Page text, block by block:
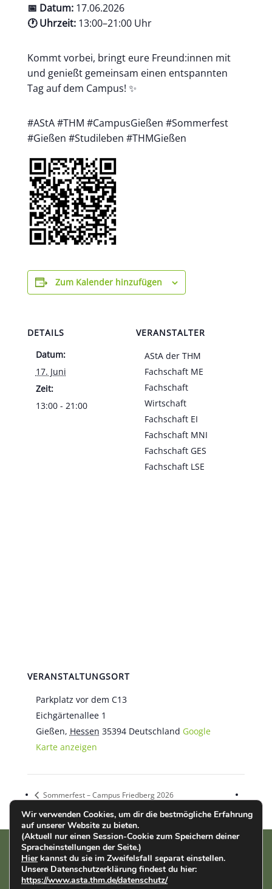
📅 Datum:17.06.2026
🕐 Uhrzeit:13:00–21:00 Uhr
Kommt vorbei, bringt eure Freund:innen mit
und genießt gemeinsam einen entspannten
Tag auf dem Campus! ✨
#AStA #THM #CampusGießen #Sommerfest
#Gießen #Studileben #THMGießen
Zum Kalender hinzufügen
DETAILS
Datum:
17. Juni
Zeit:
13:00 - 21:00
VERANSTALTER
AStA der THM
Fachschaft ME
Fachschaft
Wirtschaft
Fachschaft EI
Fachschaft MNI
Fachschaft GES
Fachschaft LSE
VERANSTALTUNGSORT
Parkplatz vor dem C13
Eichgärtenallee 1
Gießen, Hessen 35394 Deutschland Google
Karte anzeigen
Sommerfest – Campus Friedberg 2026
AStA der THM | Wiesenstr. 14 | 35390 Gießen |Impressum
Datenschutz
Wir verwenden Cookies, um dir die bestmögliche Erfahrung
auf unserer Website zu bieten.
(Aktuell nur einen Session-Cookie zum Speichern deiner
Spracheinstellungen der Seite.)
Hierkannst du sie im Zweifelsfall separat einstellen.
Unsere Datenschutzerklärung findest du hier:
https://www.asta.thm.de/datenschutz/